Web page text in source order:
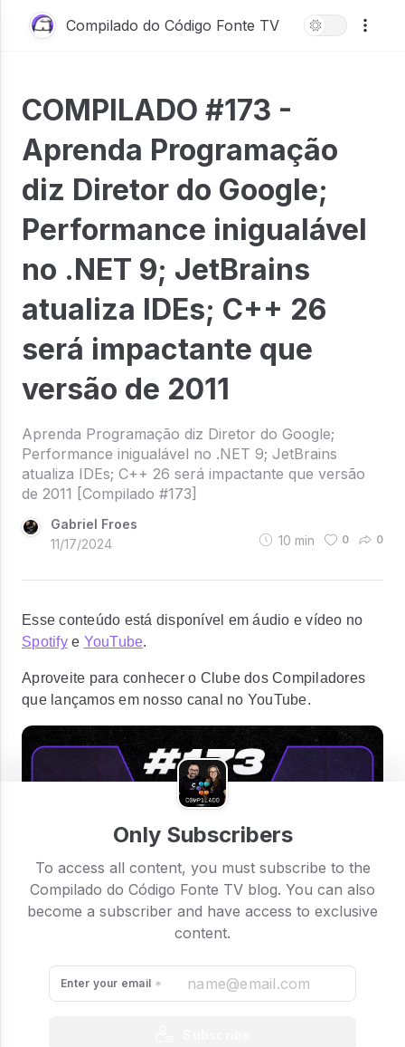
Compilado do Código Fonte TV
COMPILADO #173 -
Aprenda Programação
diz Diretor do Google;
Performance inigualável
no .NET 9; JetBrains
atualiza IDEs; C++ 26
será impactante que
versão de 2011
Aprenda Programação diz Diretor do Google;
Performance inigualável no .NET 9; JetBrains
atualiza IDEs; C++ 26 será impactante que versão
de 2011 [Compilado #173]
Gabriel Froes
11/17/2024
10 min 0 0
Esse conteúdo está disponível em áudio e vídeo no
Spotifye YouTube.
Aproveite para conhecer o Clube dos Compiladores
que lançamos em nosso canal no YouTube.
Only Subscribers
To access all content, you must subscribe to the
Compilado do Código Fonte TV blog. You can also
become a subscriber and have access to exclusive
content.
Enter your email